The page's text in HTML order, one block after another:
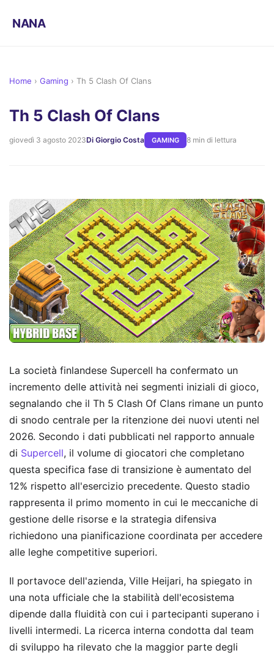
NANA
Home › Gaming › Th 5 Clash Of Clans
Th 5 Clash Of Clans
giovedì 3 agosto 2023Di Giorgio Costa GAMING 8 min di lettura
La società finlandese Supercell ha confermato un
incremento delle attività nei segmenti iniziali di gioco,
segnalando che il Th 5 Clash Of Clans rimane un punto
di snodo centrale per la ritenzione dei nuovi utenti nel
2026. Secondo i dati pubblicati nel rapporto annuale
di Supercell, il volume di giocatori che completano
questa specifica fase di transizione è aumentato del
12% rispetto all'esercizio precedente. Questo stadio
rappresenta il primo momento in cui le meccaniche di
gestione delle risorse e la strategia difensiva
richiedono una pianificazione coordinata per accedere
alle leghe competitive superiori.
Il portavoce dell'azienda, Ville Heijari, ha spiegato in
una nota ufficiale che la stabilità dell'ecosistema
dipende dalla fluidità con cui i partecipanti superano i
livelli intermedi. La ricerca interna condotta dal team
di sviluppo ha rilevato che la maggior parte degli